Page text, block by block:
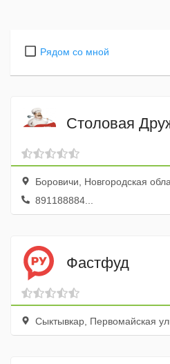
Рядом со мной
Столовая
Боровичи, Новгородская
891188884...
Фастфуд
Сыктывкар, Первомайская